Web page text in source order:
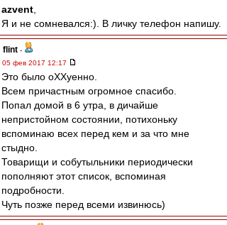
azvent
Я и не сомневался:). В личку телефон напишу.
flint -
05 фев 2017 12:17
Это было оХХуенно.
Всем причастным огромное спасибо.
Попал домой в 6 утра, в дичайше
непристойном состоянии, потихоньку
вспоминаю всех перед кем и за что мне
стыдно.
Товарищи и собутыльники периодически
пополняют этот список, вспоминая
подробности.
Чуть позже перед всеми извинюсь)